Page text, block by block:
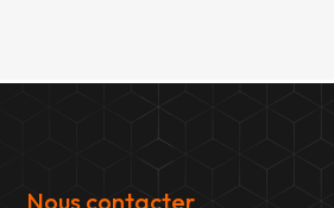
Nous contacter